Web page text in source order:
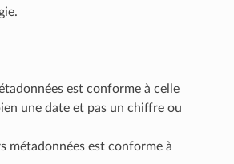
est conforme à celle
une date et pas un chiffre ou
métadonnées est conforme à